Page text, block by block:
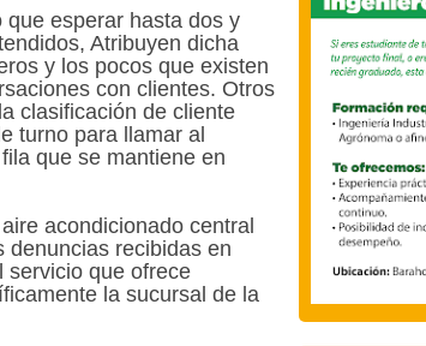
que esperar hasta dos y
Atribuyen dicha
y los pocos que existen
con clientes. Otros
clasificación de cliente
turno para llamar al
que se mantiene en
acondicionado central
denuncias recibidas en
servicio que ofrece
la sucursal de la